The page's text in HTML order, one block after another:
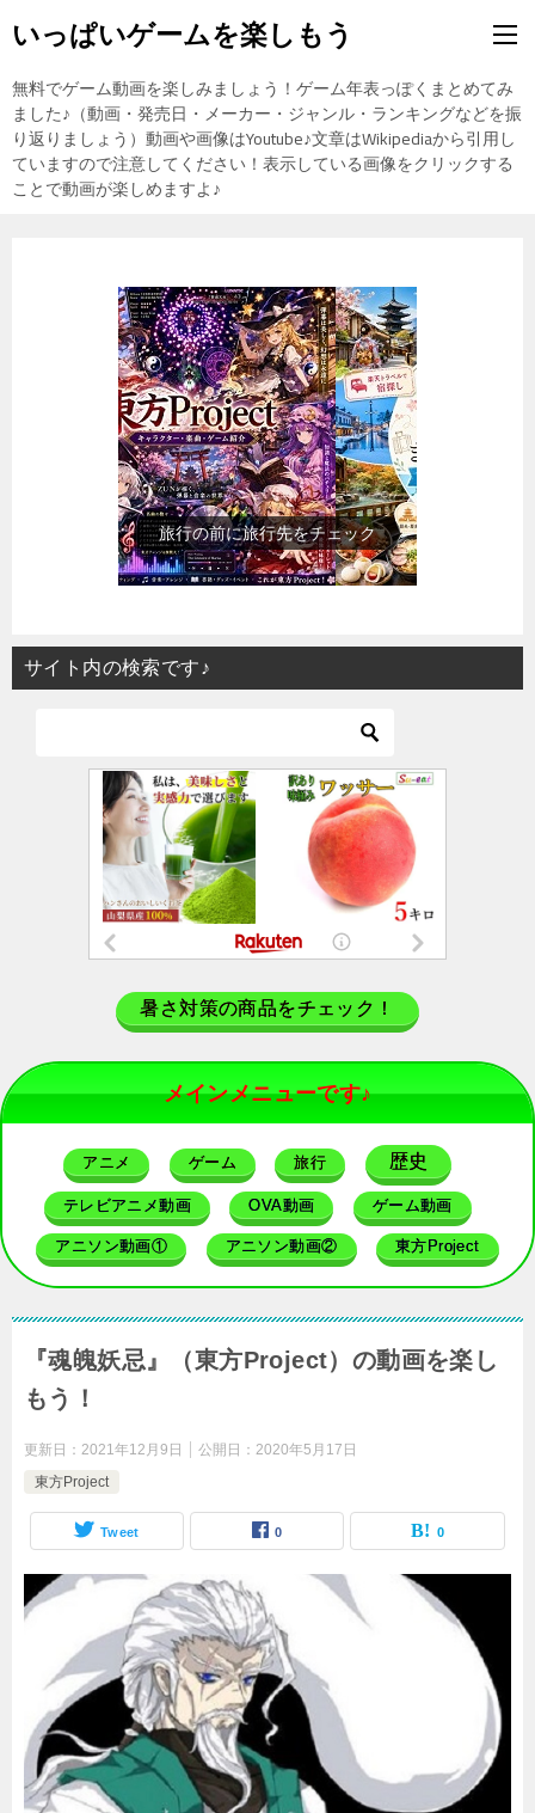
いっぱいゲームを楽しもう
無料でゲーム動画を楽しみましょう！ゲーム年表っぽくまとめてみ
ました♪（動画・発売日・メーカー・ジャンル・ランキングなどを振
り返りましょう）動画や画像はYoutube♪文章はWikipediaから引用し
ていますので注意してください！表示している画像をクリックする
ことで動画が楽しめますよ♪
旅行の前に旅行先をチェック
サイト内の検索です♪
暑さ対策の商品をチェック！
メインメニューです♪
アニメ ゲーム 旅行 歴史
テレビアニメ動画 OVA動画 ゲーム動画
アニソン動画① アニソン動画② 東方Project
『魂魄妖忌』（東方Project）の動画を楽し
もう！
更新日： 2021年12月9日 公開日： 2020年5月17日
東方Project
Tweet 0 0